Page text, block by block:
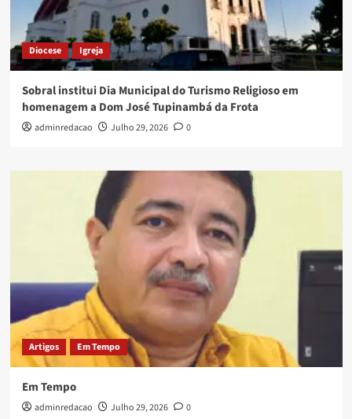
Diocese Igreja
Sobral institui Dia Municipal do Turismo Religioso em
homenagem a Dom José Tupinambá da Frota
adminredacao Julho 29, 2026 0
Artigos Em Tempo
Em Tempo
adminredacao Julho 29, 2026 0